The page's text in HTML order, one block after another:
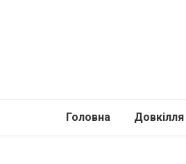
Головна Довкілля